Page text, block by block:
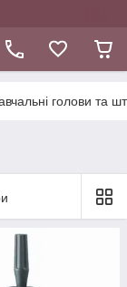
голови та